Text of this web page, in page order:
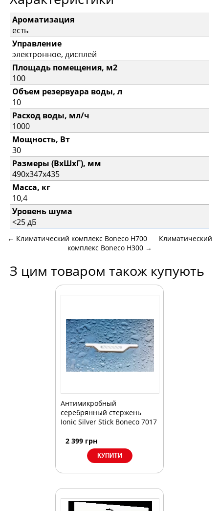
Ароматизация
есть
Управление
электронное, дисплей
Площадь помещения, м2
100
Объем резервуара воды, л
10
Расход воды, мл/ч
1000
Мощность, Вт
30
Размеры (ВxШxГ), мм
490х347x435
Масса, кг
10,4
Уровень шума
<25 дБ
← Климатический комплекс Boneco H700
Климатический
комплекс Boneco H300→
З цим товаром також купують
Антимикробный
серебрянный стержень
Ionic Silver Stick Boneco 7017
2 399 грн